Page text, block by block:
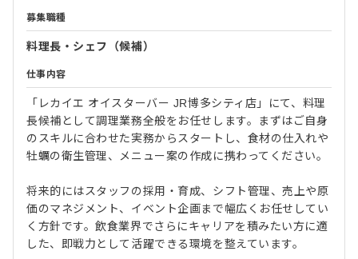
募集職種
料理長・シェフ（候補）
仕事内容
「レカイエ オイスターバー JR博多シティ店」にて、料理
長候補として調理業務全般をお任せします。まずはご自身
のスキルに合わせた実務からスタートし、食材の仕入れや
牡蠣の衛生管理、メニュー案の作成に携わってください。
将来的にはスタッフの採用・育成、シフト管理、売上や原
価のマネジメント、イベント企画まで幅広くお任せしてい
く方針です。飲食業界でさらにキャリアを積みたい方に適
した、即戦力として活躍できる環境を整えています。